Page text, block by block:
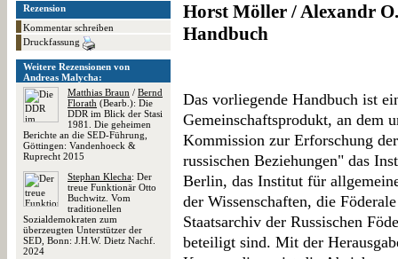
Rezension
Kommentar schreiben
Druckfassung
Weitere Rezensionen von
Andreas Malycha:
Matthias Braun / Bernd
Florath (Bearb.): Die
DDR im Blick der Stasi
1981. Die geheimen
Berichte an die SED-Führung,
Göttingen: Vandenhoeck &
Ruprecht 2015
Stephan Klecha: Der
treue Funktionär Otto
Buchwitz. Vom
traditionellen
Sozialdemokraten zum
überzeugten Unterstützer der
SED, Bonn: J.H.W. Dietz Nachf.
2024
Horst Möller / Alexandr
Handbuch
Das vorliegende Handbuch ist
Gemeinschaftsprodukt, an dem
Kommission zur Erforschung
russischen Beziehungen" das
Berlin, das Institut für
der Wissenschaften, die
Staatsarchiv der Russischen
beteiligt sind. Mit der